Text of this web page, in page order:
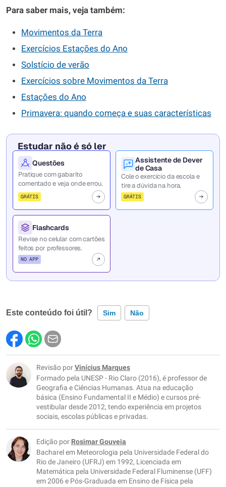
Para saber mais, veja também:
Movimentos da Terra
Exercícios Estações do Ano
Solstício de verão
Exercícios sobre Movimentos da Terra
Estações do Ano
Primavera: quando começa e suas características
Estudar não é só ler
Questões
Pratique com gabarito
comentado e veja onde errou.
GRÁTIS
Assistente de Dever
de Casa
Cole o exercício da escola e
tire a dúvida na hora.
GRÁTIS
Flashcards
Revise no celular com cartões
feitos por professores.
NO APP
Este conteúdo foi útil? Sim Não
Este conteúdo contém informação incorreta
Este conteúdo não tem a informação que procuro
Outro
Revisão porVinícius Marques
Formado pela UNESP - Rio Claro (2016), é professor de
Geografia e Ciências Humanas. Atua na educação
básica (Ensino Fundamental II e Médio) e cursos pré-
vestibular desde 2012, tendo experiência em projetos
sociais, escolas públicas e privadas.
Edição por Rosimar Gouveia
Bacharel em Meteorologia pela Universidade Federal do
Rio de Janeiro (UFRJ) em 1992, Licenciada em
Matemática pela Universidade Federal Fluminense (UFF)
em 2006 e Pós-Graduada em Ensino de Física pela